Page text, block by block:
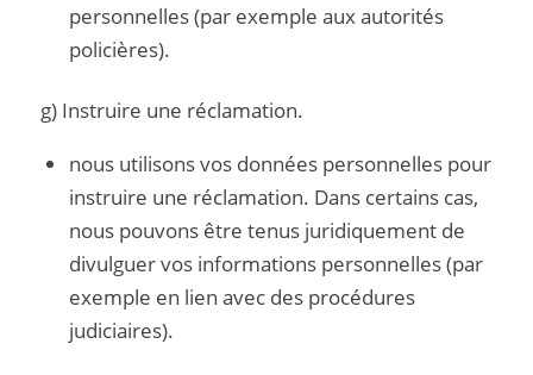
personnelles (par exemple aux autorités
policières).
g) Instruire une réclamation.
nous utilisons vos données personnelles pour
instruire une réclamation. Dans certains cas,
nous pouvons être tenus juridiquement de
divulguer vos informations personnelles (par
exemple en lien avec des procédures
judiciaires).